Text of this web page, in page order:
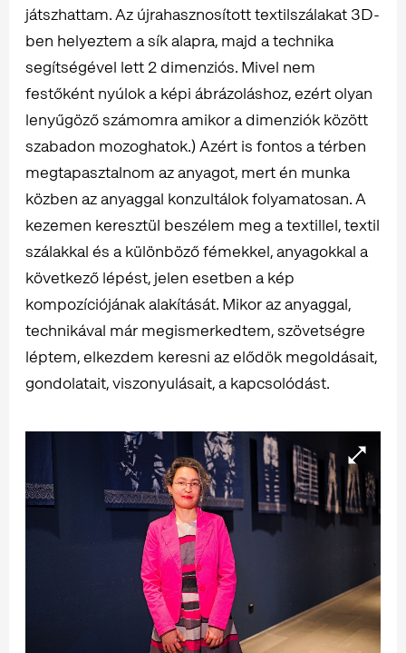
játszhattam. Az újrahasznosított textilszálakat 3D-
ben helyeztem a sík alapra, majd a technika
segítségével lett 2 dimenziós. Mivel nem
festőként nyúlok a képi ábrázoláshoz, ezért olyan
lenyűgöző számomra amikor a dimenziók között
szabadon mozoghatok.) Azért is fontos a térben
megtapasztalnom az anyagot, mert én munka
közben az anyaggal konzultálok folyamatosan. A
kezemen keresztül beszélem meg a textillel, textil
szálakkal és a különböző fémekkel, anyagokkal a
következő lépést, jelen esetben a kép
kompozíciójának alakítását. Mikor az anyaggal,
technikával már megismerkedtem, szövetségre
léptem, elkezdem keresni az elődök megoldásait,
gondolatait, viszonyulásait, a kapcsolódást.